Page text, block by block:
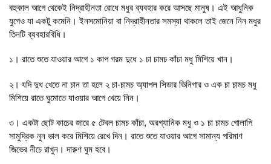
বহুকাল আগে থেকেই নিদ্রাহীনতা রোধে মধুর ব্যবহার করে আসছে মানুষ। এই আধুনিক
যুগেও যা একটু কমেনি। ইনসমোনিয়া বা নিদ্রাহীনতার সমস্যা থাকলে তাই জেনে নিন মধুর
তিনটি ব্যবহারবিধি।
১। রাতে শুতে যাওয়ার আগে ১ কাপ গরম দুধে ১ চা চামচ কাঁচা মধু মিশিয়ে খান।
২। যদি দুধ খেতে না চান তা হলে ২ চা-চামচ অ্যাপল সিডার ভিনিগার ও এক চা চামচ মধু
মিশিয়ে রাতে ঘুমোতে যাওয়ার আগে খেয়ে নিন।
৩। একটা ছোট কাচের জারে ৫ টেবল চামচ কাঁচা, অরগ্যানিক মধু ও ১ চা চামচ গোলাপি
সামুদ্রিক নুন ভাল করে মিশিয়ে রেখে দিন। রাতে শুতে যাওয়ার আগে সামান্য পরিমাণ
জিভের নীচে রাখুন। দারুণ ঘুম হবে।